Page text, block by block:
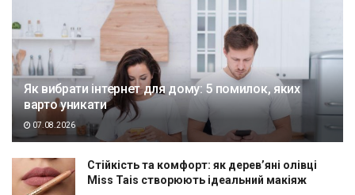
Як вибрати інтернет для дому: 5 помилок, яких
варто уникати
07.08.2026
Стійкість та комфорт: як дерев’яні олівці
Miss Tais створюють ідеальний макіяж